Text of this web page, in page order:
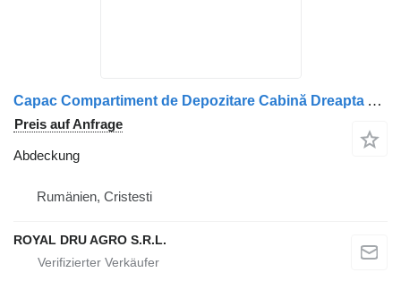
Capac Compartiment de Depozitare Cabină Dreapta Abdeckung für Renault – 7482576241 LKW
Preis auf Anfrage
Abdeckung
Rumänien, Cristesti
ROYAL DRU AGRO S.R.L.